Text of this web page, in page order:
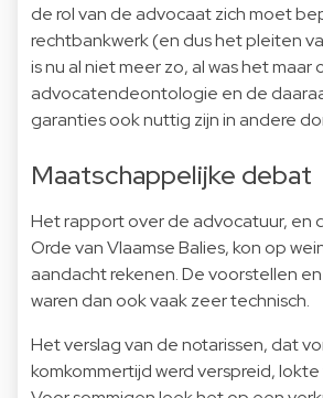
de rol van de advocaat zich moet
rechtbankwerk (en dus het pleiten
is nu al niet meer zo, al was het maar
advocatendeontologie en de
garanties ook nuttig zijn in andere
Maatschappelijke debat
Het rapport over de advocatuur, en
Orde van Vlaamse Balies, kon op
aandacht rekenen. De voorstellen
waren dan ook vaak zeer technisch.
Het verslag van de notarissen, dat
komkommertijd werd verspreid,